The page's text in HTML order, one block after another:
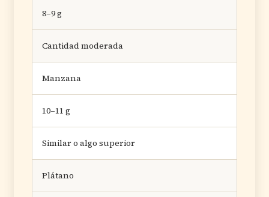
8–9 g
Cantidad moderada
Manzana
10–11 g
Similar o algo superior
Plátano